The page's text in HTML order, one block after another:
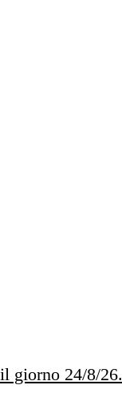
giorno 24/8/26.